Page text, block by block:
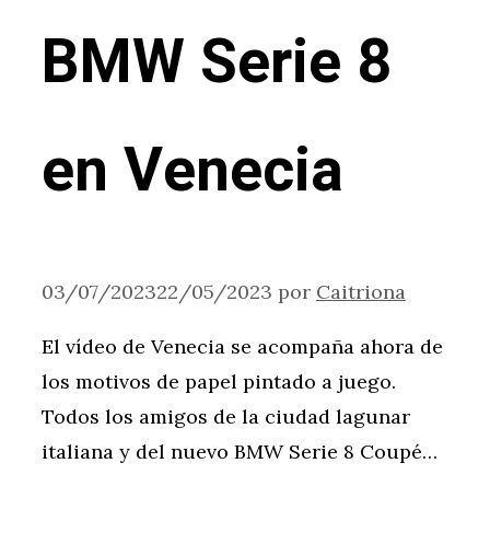
BMW Serie 8
en Venecia
03/07/202322/05/2023 por Caitriona
El vídeo de Venecia se acompaña ahora de
los motivos de papel pintado a juego.
Todos los amigos de la ciudad lagunar
italiana y del nuevo BMW Serie 8 Coupé…